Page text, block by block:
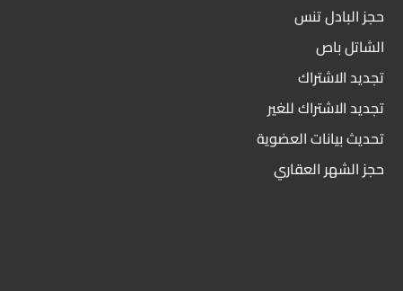
حجز البادل تنس
الشاتل باص
تجديد الاشتراك
تجديد الاشتراك للغير
تحديث بيانات العضوية
حجز الشهر العقاري